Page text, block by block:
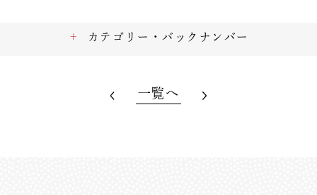
カテゴリー・バックナンバー
一覧へ